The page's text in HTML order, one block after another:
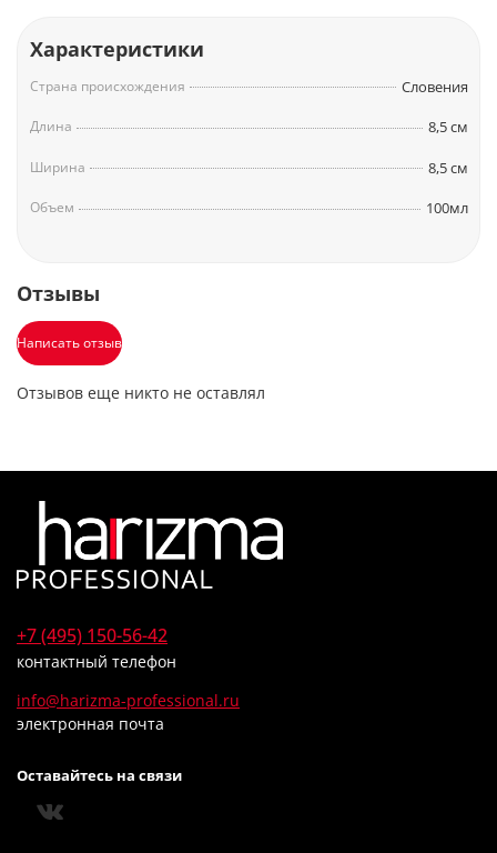
Характеристики
Страна происхождения Словения
Длина 8,5 см
Ширина 8,5 см
Объем 100мл
Отзывы
Написать отзыв
Отзывов еще никто не оставлял
+7 (495) 150-56-42
контактный телефон
info@harizma-professional.ru
электронная почта
Оставайтесь на связи